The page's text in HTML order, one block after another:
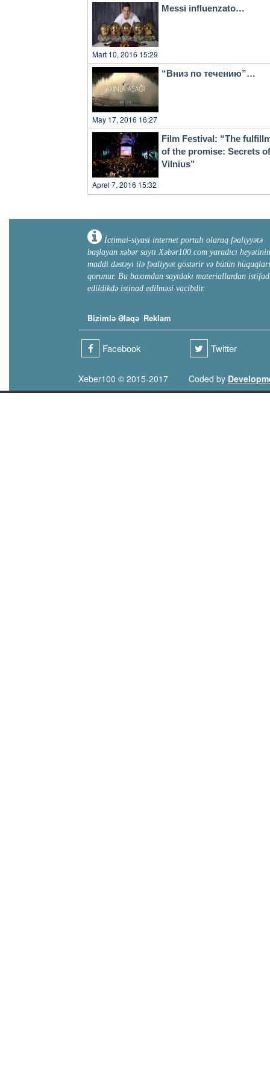
Messi influenzato…
Mart 10, 2016 15:29
“Вниз по течению”…
May 17, 2016 16:27
Film Festival: “The
of the promise: Secrets of
Vilnius”
Aprel 7, 2016 15:32
İctimai-siyasi internet portalı olaraq fəaliyyətə
başlayan xəbər saytı Xəbər100.com yaradıcı heyətinin
maddi dəstəyi ilə fəaliyyət göstərir və bütün hüquqları
qorunur. Bu baxımdan saytdakı materiallardan
edildikdə istinad edilməsi vacibdir.
Bizimlə Əlaqə Reklam
Facebook Twitter
Xeber100 © 2015-2017 Coded by